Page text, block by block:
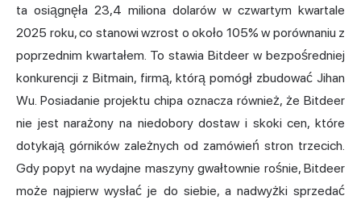
ta osiągnęła 23,4 miliona dolarów w czwartym kwartale
2025 roku, co stanowi wzrost o około 105% w porównaniu z
poprzednim kwartałem. To stawia Bitdeer w bezpośredniej
konkurencji z Bitmain, firmą, którą pomógł zbudować Jihan
Wu. Posiadanie projektu chipa oznacza również, że Bitdeer
nie jest narażony na niedobory dostaw i skoki cen, które
dotykają górników zależnych od zamówień stron trzecich.
Gdy popyt na wydajne maszyny gwałtownie rośnie, Bitdeer
może najpierw wysłać je do siebie, a nadwyżki sprzedać